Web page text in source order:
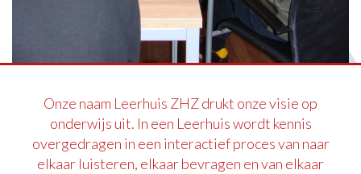
Onze naam Leerhuis ZHZ drukt onze visie op
onderwijs uit. In een Leerhuis wordt kennis
overgedragen in een interactief proces van naar
elkaar luisteren, elkaar bevragen en van elkaar